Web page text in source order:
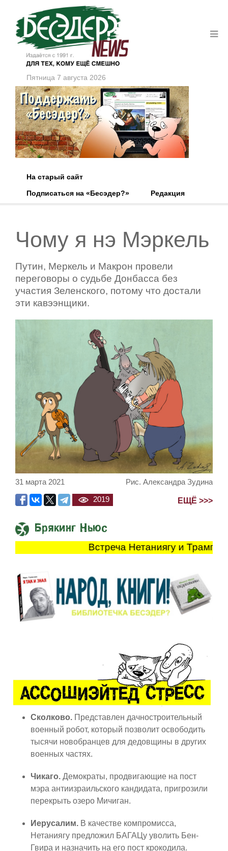
Пятница 7 августа 2026
На старый сайт
Подписаться на «Бесэдер?»
Редакция
Чому я нэ Мэркель
Путин, Меркель и Макрон провели
переговоры о судьбе Донбасса без
участия Зеленского, потому что достали
эти кавээнщики.
Рис. Александра Зудина
31 марта 2021
2019 ЕЩЁ >>>
Брякинг Ньюс
Встреча Нетаниягу и Трампа
Сколково. Представлен дачностроительный
военный робот, который позволит освободить
тысячи новобранцев для дедовщины в других
военных частях.
Чикаго. Демократы, продвигающие на пост
мэра антиизраильского кандидата, пригрозили
перекрыть озеро Мичиган.
Иерусалим. В качестве компромисса,
Нетаниягу предложил БАГАЦу уволить Бен-
Гвира и назначить на его пост крокодила.